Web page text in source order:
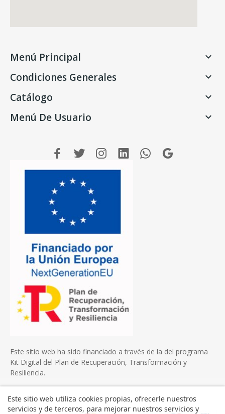
Menú Principal 
Condiciones Generales 
Catálogo 
Menú De Usuario 
Este sitio web ha sido financiado a través de la del programa
Kit Digital del Plan de Recuperación, Transformación y
Resiliencia.
Este sitio web utiliza cookies propias, ofrecerle nuestros
servicios y de terceros, para mejorar nuestros servicios y